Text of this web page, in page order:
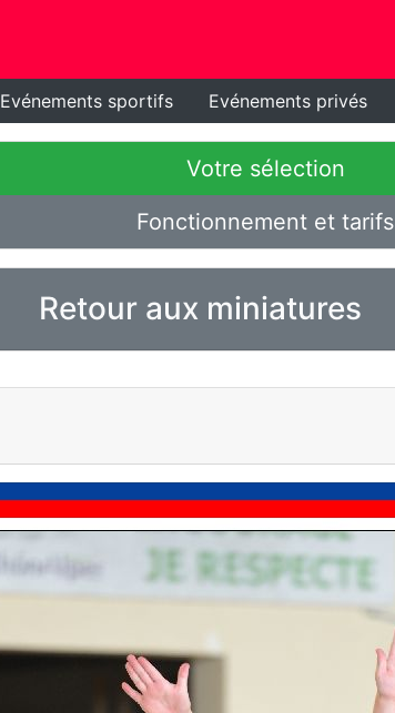
Evénements sportifs Evénements privés
Votre sélection
Fonctionnement et tarifs
Retour aux miniatures